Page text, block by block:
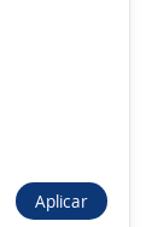
Aplicar